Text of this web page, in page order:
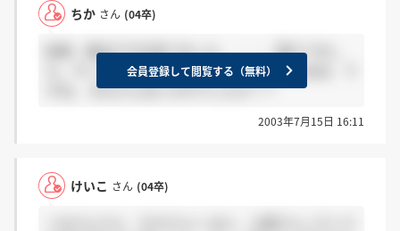
ちか さん (04卒)
結果、郵送で今日来てました。 ・・・落ちてまし
た。すごく悔しいです！！ まだまだ頑張らねば、で
すね。 みなさんはいかがでしたか？？
会員登録して閲覧する（無料）
2003年7月15日 16:11
けいこ さん (04卒)